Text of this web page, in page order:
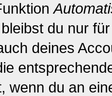
du nur
deines
wenn du an